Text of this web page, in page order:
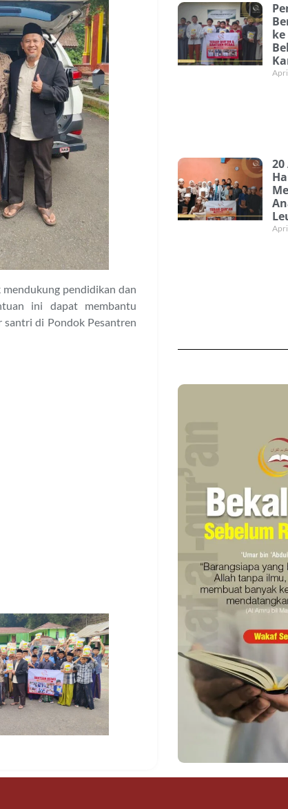
pendidikan dan
ini dapat membantu
santri di Pondok Pesantren
20